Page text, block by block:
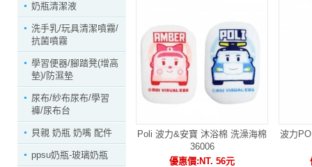
奶瓶清潔液
洗手乳/玩具清潔噴霧/
抗菌噴霧
學習便器/腳踏凳(增高
墊)/防濕墊
尿布/紗布尿布/學習
褲/尿布台
貝親 奶瓶 奶嘴 配件
ppsu奶瓶-玻璃奶瓶
Poli 波力&安寶 沐浴棉 洗澡海棉
36006
優惠價:NT. 56元
波力